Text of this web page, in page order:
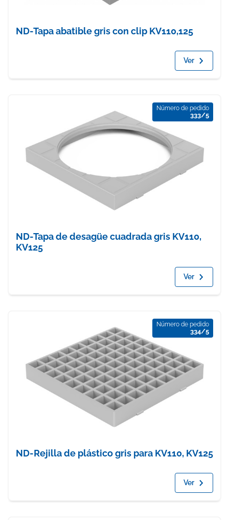
ND-Tapa abatible gris con clip KV110,125
Ver
Número de pedido
333/5
ND-Tapa de desagüe cuadrada gris KV110,
KV125
Ver
Número de pedido
334/5
ND-Rejilla de plástico gris para KV110, KV125
Ver